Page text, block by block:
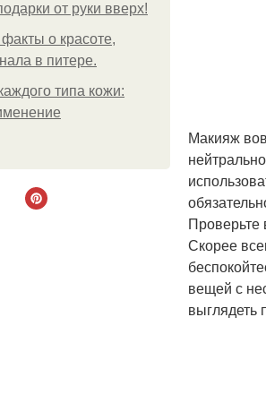
от руки вверх!
о красоте,
в питере.
типа кожи:
Макияж
Проверьте
Скорее
вещей с
выглядеть